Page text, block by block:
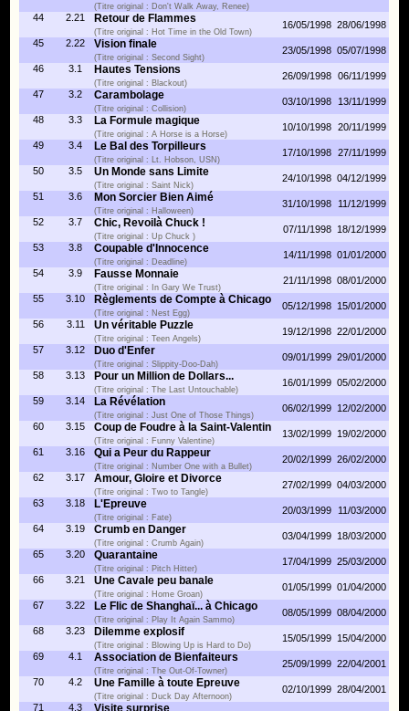
(Titre original : Don't Walk Away, Renee)
44 2.21 Retour de Flammes
(Titre original : Hot Time in the Old Town)
16/05/1998 28/06/1998
45
2.22 Vision finale
(Titre original : Second Sight)
23/05/1998 05/07/1998
46
3.1 Hautes Tensions
(Titre original : Blackout)
26/09/1998 06/11/1999
47
3.2 Carambolage
(Titre original : Collision)
03/10/1998
13/11/1999
48
3.3 La Formule magique
(Titre original : A Horse is a Horse)
10/10/1998 20/11/1999
49
3.4 Le Bal des Torpilleurs
(Titre original : Lt. Hobson, USN)
17/10/1998 27/11/1999
50
3.5 Un Monde sans Limite
(Titre original : Saint Nick)
24/10/1998 04/12/1999
51
3.6 Mon Sorcier Bien Aimé
(Titre original : Halloween)
31/10/1998
11/12/1999
52
3.7 Chic, Revoilà Chuck !
(Titre original : Up Chuck )
07/11/1998
18/12/1999
53
3.8 Coupable d'Innocence
(Titre original : Deadline)
14/11/1998 01/01/2000
54
3.9 Fausse Monnaie
(Titre original : In Gary We Trust)
21/11/1998 08/01/2000
55
3.10 Règlements de Compte à Chicago
(Titre original : Nest Egg)
05/12/1998 15/01/2000
56
3.11 Un véritable Puzzle
(Titre original : Teen Angels)
19/12/1998 22/01/2000
57
3.12 Duo d'Enfer
(Titre original : Slippity-Doo-Dah)
09/01/1999 29/01/2000
58
3.13 Pour un Million de Dollars...
(Titre original : The Last Untouchable)
16/01/1999 05/02/2000
59
3.14 La Révélation
(Titre original : Just One of Those Things)
06/02/1999 12/02/2000
60
3.15 Coup de Foudre à la Saint-Valentin
(Titre original : Funny Valentine)
13/02/1999 19/02/2000
61
3.16 Qui a Peur du Rappeur
(Titre original : Number One with a Bullet)
20/02/1999 26/02/2000
62
3.17 Amour, Gloire et Divorce
(Titre original : Two to Tangle)
27/02/1999 04/03/2000
63
3.18 L'Epreuve
(Titre original : Fate)
20/03/1999
11/03/2000
64
3.19 Crumb en Danger
(Titre original : Crumb Again)
03/04/1999 18/03/2000
65
3.20 Quarantaine
(Titre original : Pitch Hitter)
17/04/1999 25/03/2000
66
3.21 Une Cavale peu banale
(Titre original : Home Groan)
01/05/1999 01/04/2000
67
3.22 Le Flic de Shanghaï... à Chicago
(Titre original : Play It Again Sammo)
08/05/1999 08/04/2000
68
3.23 Dilemme explosif
(Titre original : Blowing Up is Hard to Do)
15/05/1999 15/04/2000
69
4.1 Association de Bienfaiteurs
(Titre original : The Out-Of-Towner)
25/09/1999 22/04/2001
70
4.2 Une Famille à toute Epreuve
(Titre original : Duck Day Afternoon)
02/10/1999 28/04/2001
71
4.3 Visite surprise